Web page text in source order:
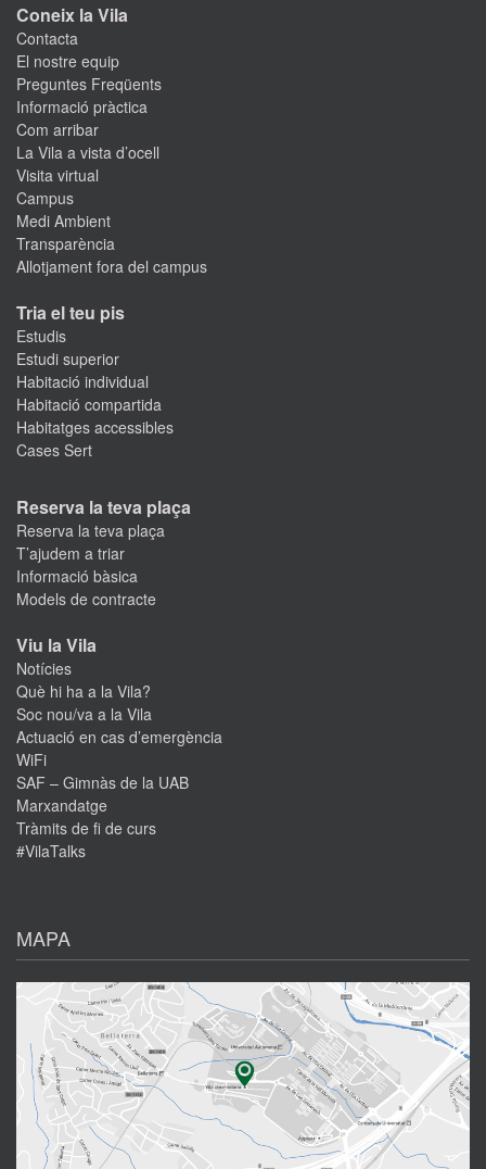
Coneix la Vila
Contacta
El nostre equip
Preguntes Freqüents
Informació pràctica
Com arribar
La Vila a vista d’ocell
Visita virtual
Campus
Medi Ambient
Transparència
Allotjament fora del campus
Tria el teu pis
Estudis
Estudi superior
Habitació individual
Habitació compartida
Habitatges accessibles
Cases Sert
Reserva la teva plaça
Reserva la teva plaça
T’ajudem a triar
Informació bàsica
Models de contracte
Viu la Vila
Notícies
Què hi ha a la Vila?
Soc nou/va a la Vila
Actuació en cas d’emergència
WiFi
SAF – Gimnàs de la UAB
Marxandatge
Tràmits de fi de curs
#VilaTalks
MAPA